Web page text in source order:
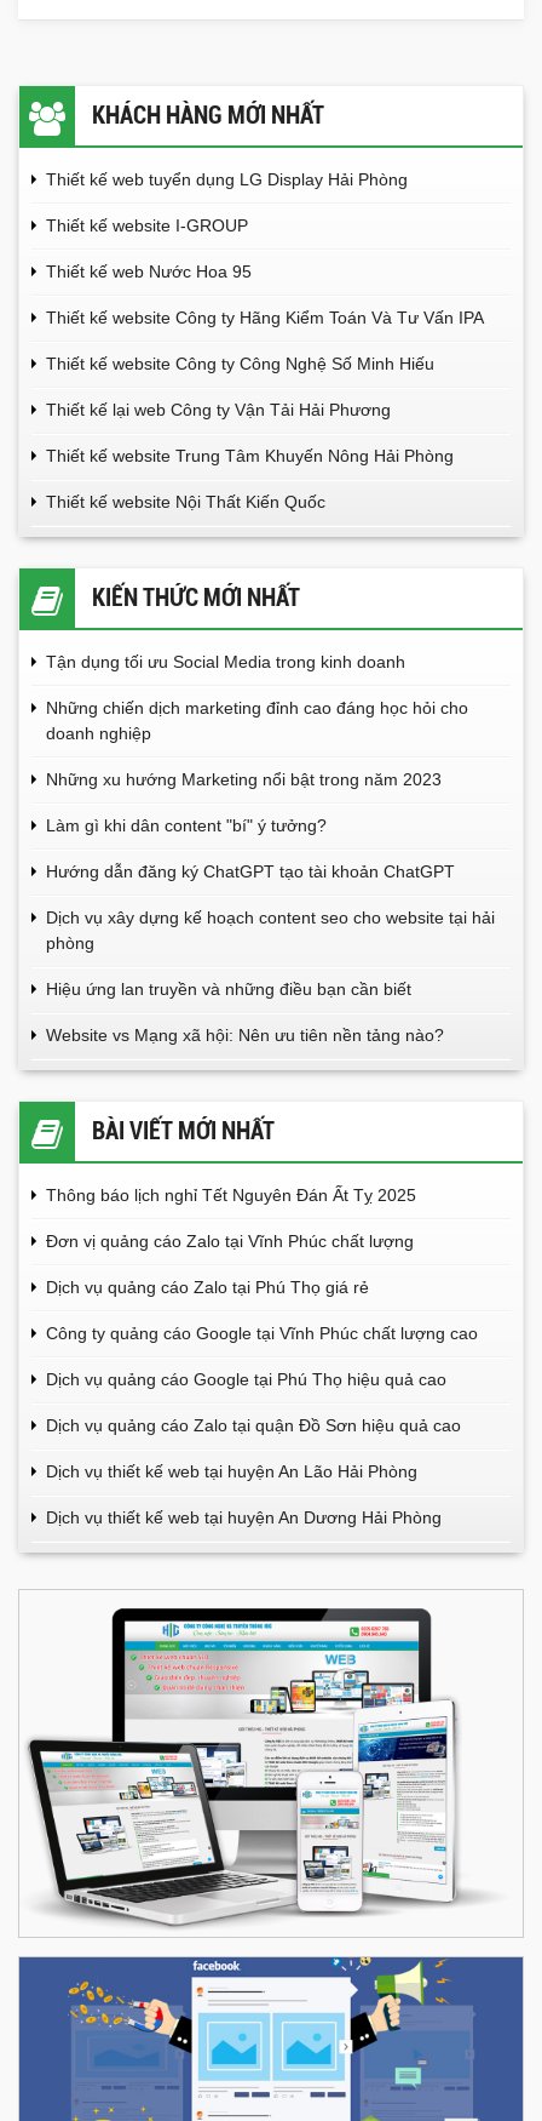
KHÁCH HÀNG MỚI NHẤT
Thiết kế web tuyển dụng LG Display Hải Phòng
Thiết kế website I-GROUP
Thiết kế web Nước Hoa 95
Thiết kế website Công ty Hãng Kiểm Toán Và Tư Vấn IPA
Thiết kế website Công ty Công Nghệ Số Minh Hiếu
Thiết kế lại web Công ty Vận Tải Hải Phương
Thiết kế website Trung Tâm Khuyến Nông Hải Phòng
Thiết kế website Nội Thất Kiến Quốc
KIẾN THỨC MỚI NHẤT
Tận dụng tối ưu Social Media trong kinh doanh
Những chiến dịch marketing đỉnh cao đáng học hỏi cho
doanh nghiệp
Những xu hướng Marketing nổi bật trong năm 2023
Làm gì khi dân content "bí" ý tưởng?
Hướng dẫn đăng ký ChatGPT tạo tài khoản ChatGPT
Dịch vụ xây dựng kế hoạch content seo cho website tại hải
phòng
Hiệu ứng lan truyền và những điều bạn cần biết
Website vs Mạng xã hội: Nên ưu tiên nền tảng nào?
BÀI VIẾT MỚI NHẤT
Thông báo lịch nghỉ Tết Nguyên Đán Ất Tỵ 2025
Đơn vị quảng cáo Zalo tại Vĩnh Phúc chất lượng
Dịch vụ quảng cáo Zalo tại Phú Thọ giá rẻ
Công ty quảng cáo Google tại Vĩnh Phúc chất lượng cao
Dịch vụ quảng cáo Google tại Phú Thọ hiệu quả cao
Dịch vụ quảng cáo Zalo tại quận Đồ Sơn hiệu quả cao
Dịch vụ thiết kế web tại huyện An Lão Hải Phòng
Dịch vụ thiết kế web tại huyện An Dương Hải Phòng